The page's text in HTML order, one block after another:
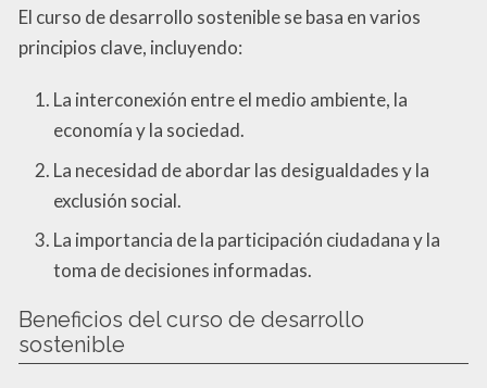
El curso de desarrollo sostenible se basa en varios
principios clave, incluyendo:
La interconexión entre el medio ambiente, la
economía y la sociedad.
La necesidad de abordar las desigualdades y la
exclusión social.
La importancia de la participación ciudadana y la
toma de decisiones informadas.
Beneficios del curso de desarrollo
sostenible